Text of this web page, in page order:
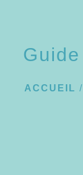
ACCUEIL /